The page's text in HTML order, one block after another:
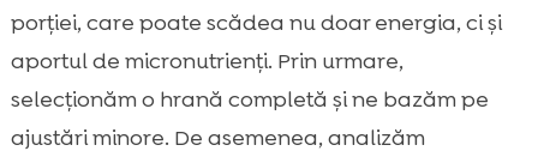
porției, care poate scădea nu doar energia, ci și
aportul de micronutrienți. Prin urmare,
selecționăm o hrană completă și ne bazăm pe
ajustări minore. De asemenea, analizăm